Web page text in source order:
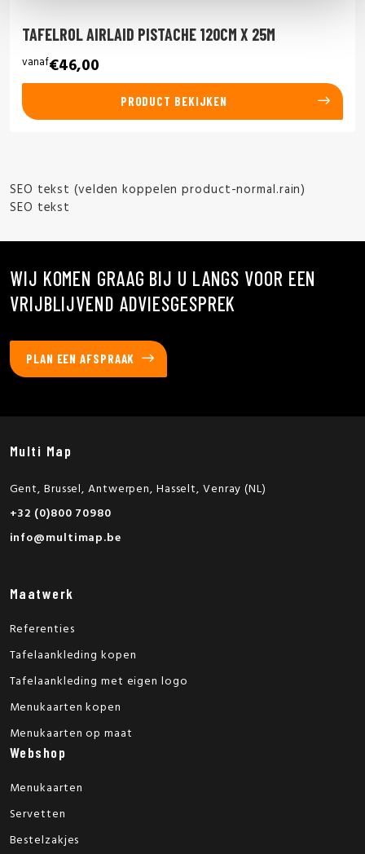
TAFELROL AIRLAID PISTACHE 120CM X 25M
vanaf€46,00
PRODUCT BEKIJKEN
SEO tekst (velden koppelen product-normal.rain)
SEO tekst
WIJ KOMEN GRAAG BIJ U LANGS VOOR EEN
VRIJBLIJVEND ADVIESGESPREK
PLAN EEN AFSPRAAK
Multi Map
Gent, Brussel, Antwerpen, Hasselt, Venray (NL)
+32 (0)800 70980
info@multimap.be
Maatwerk
Referenties
Tafelaankleding kopen
Tafelaankleding met eigen logo
Menukaarten kopen
Menukaarten op maat
Webshop
Menukaarten
Servetten
Bestelzakjes